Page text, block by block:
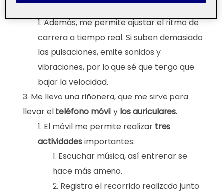
Además, me permite ajustar el ritmo de
carrera a tiempo real. Si suben demasiado
las pulsaciones, emite sonidos y
vibraciones, por lo que sé que tengo que
bajar la velocidad.
Me llevo una riñonera, que me sirve para
llevar el teléfono móvily los auriculares.
El móvil me permite realizar tres
actividadesimportantes:
Escuchar música, así entrenar se
hace más ameno.
Registra el recorrido realizado junto